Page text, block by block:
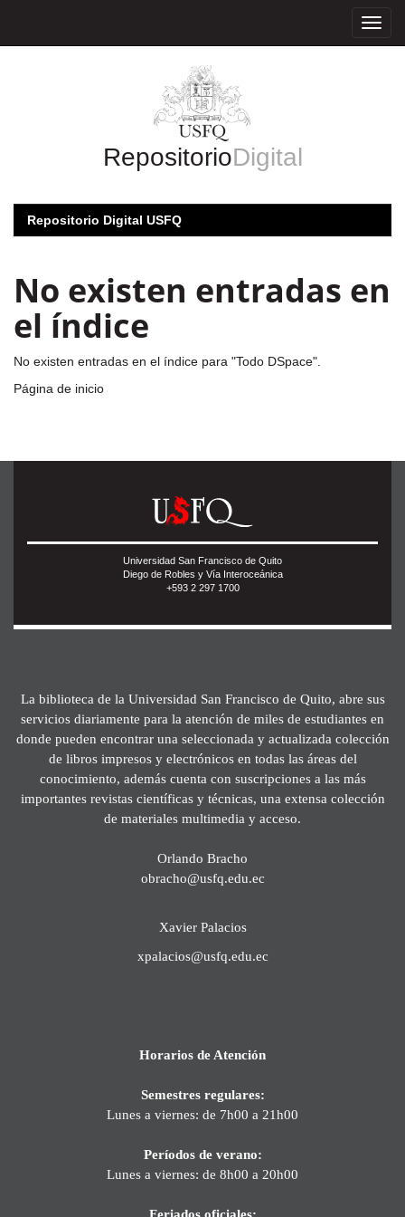
RepositorioDigital
Repositorio Digital USFQ
No existen entradas en
el índice
No existen entradas en el índice para "Todo DSpace".
Página de inicio
Universidad San Francisco de Quito
Diego de Robles y Vía Interoceánica
+593 2 297 1700
La biblioteca de la Universidad San Francisco de Quito, abre sus
servicios diariamente para la atención de miles de estudiantes en
donde pueden encontrar una seleccionada y actualizada colección
de libros impresos y electrónicos en todas las áreas del
conocimiento, además cuenta con suscripciones a las más
importantes revistas científicas y técnicas, una extensa colección
de materiales multimedia y acceso.
Orlando Bracho
obracho@usfq.edu.ec
Xavier Palacios
xpalacios@usfq.edu.ec
Horarios de Atención
Semestres regulares:
Lunes a viernes: de 7h00 a 21h00
Períodos de verano:
Lunes a viernes: de 8h00 a 20h00
Feriados oficiales: